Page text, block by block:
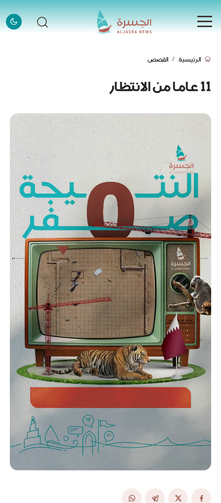
الرئيسية
الأخبار
الأخبار
قصص
قصص
فيديو
فيديو
قادة وملهمون
قادة وملهمون
اتصل بنا
الرئيسية القصص
11 عاما من الانتظار